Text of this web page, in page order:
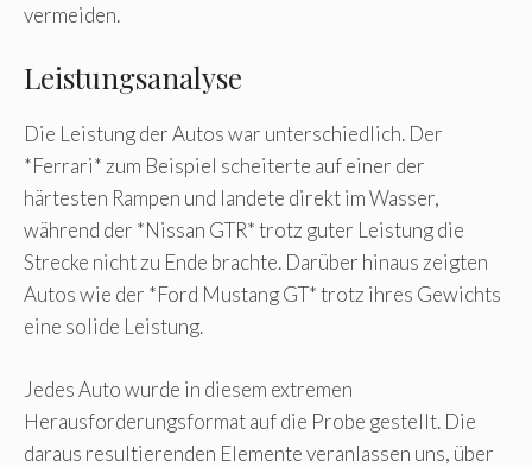
vermeiden.
Leistungsanalyse
Die Leistung der Autos war unterschiedlich. Der
*Ferrari* zum Beispiel scheiterte auf einer der
härtesten Rampen und landete direkt im Wasser,
während der *Nissan GTR* trotz guter Leistung die
Strecke nicht zu Ende brachte. Darüber hinaus zeigten
Autos wie der *Ford Mustang GT* trotz ihres Gewichts
eine solide Leistung.
Jedes Auto wurde in diesem extremen
Herausforderungsformat auf die Probe gestellt. Die
daraus resultierenden Elemente veranlassen uns, über